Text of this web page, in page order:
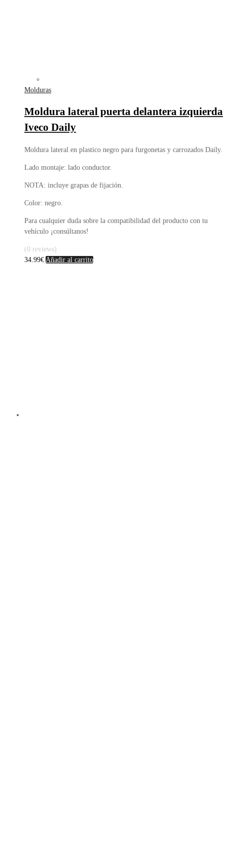
Molduras
Moldura lateral puerta delantera izquierda
Iveco Daily
Moldura lateral en plastico negro para furgonetas y carrozados Daily.
Lado montaje: lado conductor.
NOTA: incluye grapas de fijación.
Color: negro.
Para cualquier duda sobre la compatibilidad del producto con tu
vehículo ¡consúltanos!
(0 reviews)
34.99€ Añadir al carrito